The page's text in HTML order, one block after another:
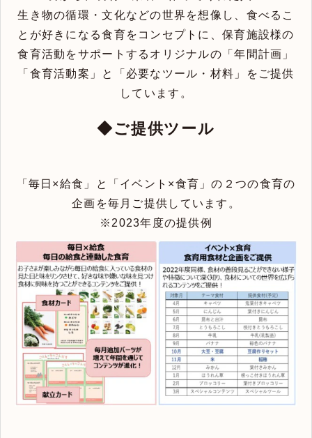
生き物の循環・文化などの世界を想像し、食べるこ
とが好きになる食育をコンセプトに、保育施設様の
食育活動をサポートするオリジナルの「年間計画」
「食育活動案」と「必要なツール・材料」をご提供
しています。
◆ご提供ツール
「毎日×給食」と「イベント×食育」の２つの食育の
企画を毎月ご提供しています。
※2023年度の提供例